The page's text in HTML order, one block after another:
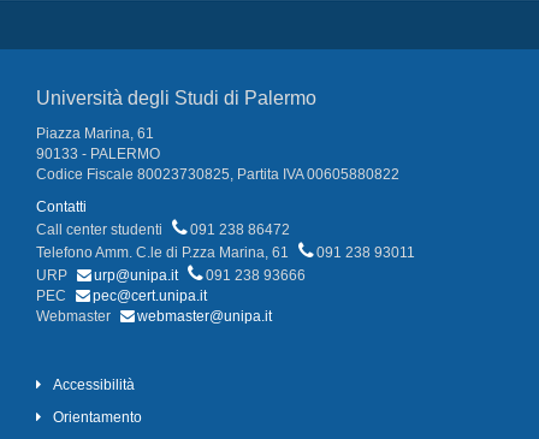
Università degli Studi di Palermo
Piazza Marina, 61
90133 - PALERMO
Codice Fiscale 80023730825, Partita IVA 00605880822
Contatti
Call center studenti
091 238 86472
Telefono Amm. C.le di P.zza Marina, 61
091 238 93011
URP
urp@unipa.it
091 238 93666
PEC
pec@cert.unipa.it
Webmaster
webmaster@unipa.it
Accessibilità
Orientamento